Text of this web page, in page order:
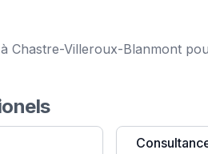
Chastre-Villeroux-Blanmont